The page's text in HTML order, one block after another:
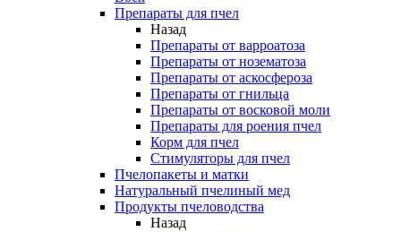
Препараты для пчел
Назад
Препараты от варроатоза
Препараты от нозематоза
Препараты от аскосфероза
Препараты от гнильца
Препараты от восковой моли
Препараты для роения пчел
Корм для пчел
Стимуляторы для пчел
Пчелопакеты и матки
Натуральный пчелиный мед
Продукты пчеловодства
Назад